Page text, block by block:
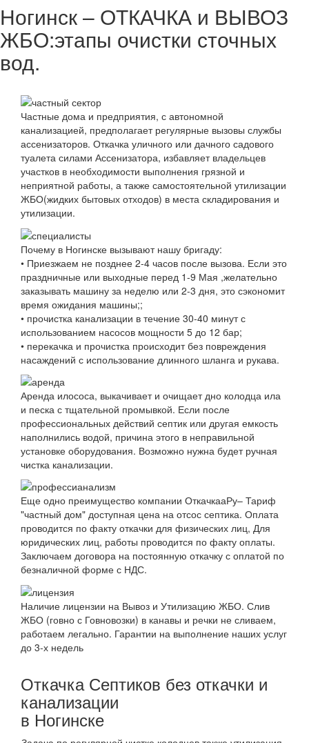
Ногинск – ОТКАЧКА и ВЫВОЗ
ЖБО:этапы очистки сточных
вод.
Частные дома и предприятия, с автономной
канализацией, предполагает регулярные вызовы службы
ассенизаторов. Откачка уличного или дачного садового
туалета силами Ассенизатора, избавляет владельцев
участков в необходимости выполнения грязной и
неприятной работы, а также самостоятельной утилизации
ЖБО(жидких бытовых отходов) в места складирования и
утилизации.
Почему в Ногинске вызывают нашу бригаду:
• Приезжаем не позднее 2-4 часов после вызова. Если это
праздничные или выходные перед 1-9 Мая ,желательно
заказывать машину за неделю или 2-3 дня, это сэкономит
время ожидания машины;;
• прочистка канализации в течение 30-40 минут с
использованием насосов мощности 5 до 12 бар;
• перекачка и прочистка происходит без повреждения
насаждений с использование длинного шланга и рукава.
Аренда илососа, выкачивает и очищает дно колодца ила
и песка с тщательной промывкой. Если после
профессиональных действий септик или другая емкость
наполнились водой, причина этого в неправильной
установке оборудования. Возможно нужна будет ручная
чистка канализации.
Еще одно преимущество компании ОткачкааРу– Тариф
"частный дом" доступная цена на отсос септика. Оплата
проводится по факту откачки для физических лиц, Для
юридических лиц, работы проводится по факту оплаты.
Заключаем договора на постоянную откачку с оплатой по
безналичной форме с НДС.
Наличие лицензии на Вывоз и Утилизацию ЖБО. Слив
ЖБО (говно с Говновозки) в канавы и речки не сливаем,
работаем легально. Гарантии на выполнение наших услуг
до 3-х недель
Откачка Септиков без откачки и
канализации
в Ногинске